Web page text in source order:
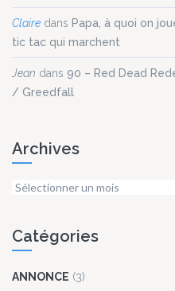
Claire dans Papa, à quoi on
tic tac qui marchent
Jean dans 90 – Red Dead
/ Greedfall
Archives
Archives
Catégories
ANNONCE (3)